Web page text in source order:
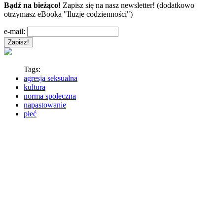
Bądź na bieżąco! Zapisz się na nasz newsletter! (dodatkowo
otrzymasz eBooka "Iluzje codzienności")
e-mail:
Tags:
agresja seksualna
kultura
norma społeczna
napastowanie
płeć